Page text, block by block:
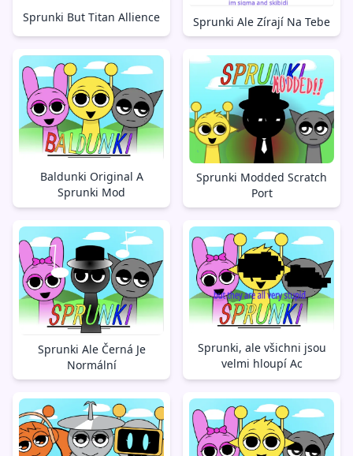
Sprunki But Titan Allience Sprunki Ale Zírají Na Tebe
Baldunki Original A
Sprunki Mod
Sprunki Modded Scratch
Port
Sprunki Ale Černá Je
Normální
Sprunki, ale všichni jsou
velmi hloupí Ac